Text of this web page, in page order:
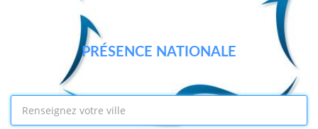
PRÉSENCE NATIONALE